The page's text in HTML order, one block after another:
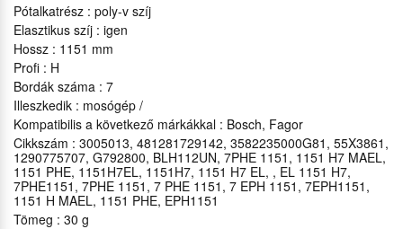
Pótalkatrész : poly-v szíj
Elasztikus szíj : igen
Hossz : 1151 mm
Profi : H
Bordák száma : 7
Illeszkedik : mosógép /
Kompatibilis a következő márkákkal : Bosch, Fagor
Cikkszám : 3005013, 481281729142, 3582235000G81, 55X3861,
1290775707, G792800, BLH112UN, 7PHE 1151, 1151 H7 MAEL,
1151 PHE, 1151H7EL, 1151H7, 1151 H7 EL, , EL 1151 H7,
7PHE1151, 7PHE 1151, 7 PHE 1151, 7 EPH 1151, 7EPH1151,
1151 H MAEL, 1151 PHE, EPH1151
Tömeg : 30 g